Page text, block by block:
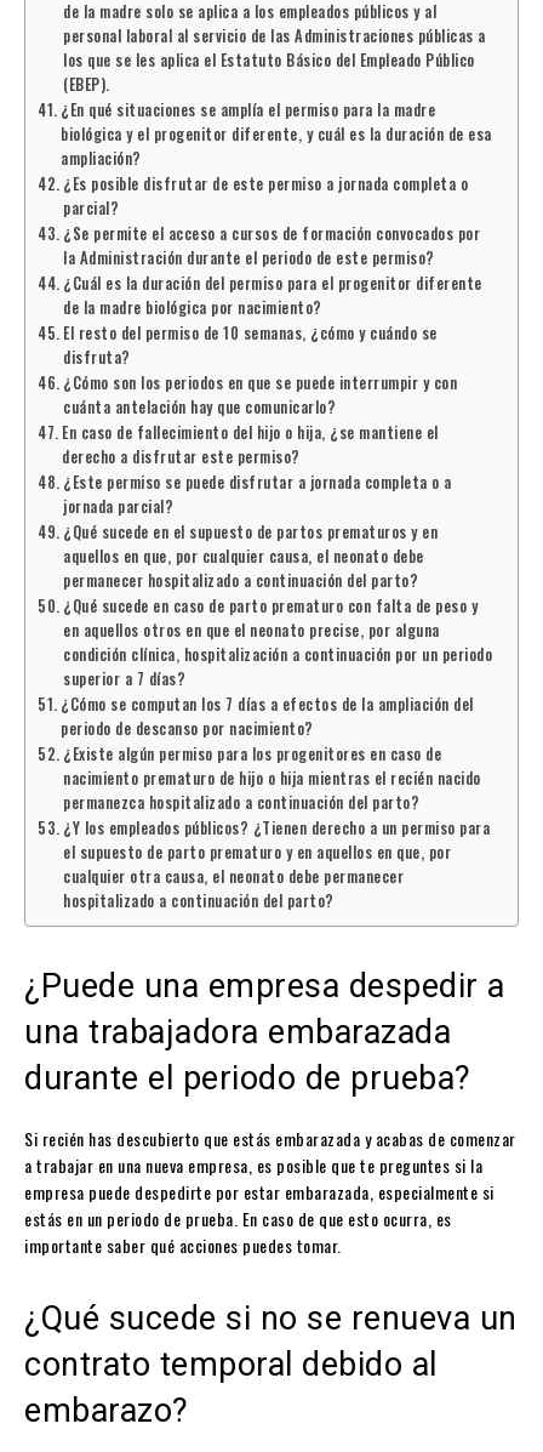
de la madre solo se aplica a los empleados públicos y al
personal laboral al servicio de las Administraciones públicas a
los que se les aplica el Estatuto Básico del Empleado Público
(EBEP).
¿En qué situaciones se amplía el permiso para la madre
biológica y el progenitor diferente, y cuál es la duración de esa
ampliación?
¿Es posible disfrutar de este permiso a jornada completa o
parcial?
¿Se permite el acceso a cursos de formación convocados por
la Administración durante el periodo de este permiso?
¿Cuál es la duración del permiso para el progenitor diferente
de la madre biológica por nacimiento?
El resto del permiso de 10 semanas, ¿cómo y cuándo se
disfruta?
¿Cómo son los periodos en que se puede interrumpir y con
cuánta antelación hay que comunicarlo?
En caso de fallecimiento del hijo o hija, ¿se mantiene el
derecho a disfrutar este permiso?
¿Este permiso se puede disfrutar a jornada completa o a
jornada parcial?
¿Qué sucede en el supuesto de partos prematuros y en
aquellos en que, por cualquier causa, el neonato debe
permanecer hospitalizado a continuación del parto?
¿Qué sucede en caso de parto prematuro con falta de peso y
en aquellos otros en que el neonato precise, por alguna
condición clínica, hospitalización a continuación por un periodo
superior a 7 días?
¿Cómo se computan los 7 días a efectos de la ampliación del
periodo de descanso por nacimiento?
¿Existe algún permiso para los progenitores en caso de
nacimiento prematuro de hijo o hija mientras el recién nacido
permanezca hospitalizado a continuación del parto?
¿Y los empleados públicos? ¿Tienen derecho a un permiso para
el supuesto de parto prematuro y en aquellos en que, por
cualquier otra causa, el neonato debe permanecer
hospitalizado a continuación del parto?
¿Puede una empresa despedir a
una trabajadora embarazada
durante el periodo de prueba?
Si recién has descubierto que estás embarazada y acabas de comenzar
a trabajar en una nueva empresa, es posible que te preguntes si la
empresa puede despedirte por estar embarazada, especialmente si
estás en un periodo de prueba. En caso de que esto ocurra, es
importante saber qué acciones puedes tomar.
¿Qué sucede si no se renueva un
contrato temporal debido al
embarazo?